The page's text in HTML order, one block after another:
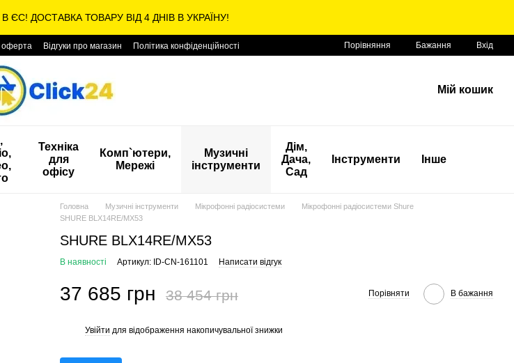
ЄС! ДОСТАВКА ТОВАРУ ВІД 4 ДНІВ В УКРАЇНУ!
оферта Відгуки про магазин Політика конфіденційності Порівняння Бажання Вхід
Мій кошик
Техніка
для
офісу
Комп`ютери,
Мережі
Музичні
інструменти
Дім,
Дача,
Сад
Інструменти Інше
Головна Музичні інструменти Мікрофонні радіосистеми
Мікрофонні радіосистеми Shure
SHURE BLX14RE/MX53
SHURE BLX14RE/MX53
В наявності Артикул: ID-CN-161101 Написати відгук
37 685 грн 38 454 грн Порівняти В бажання
Увійти для відображення накопичувальної знижки